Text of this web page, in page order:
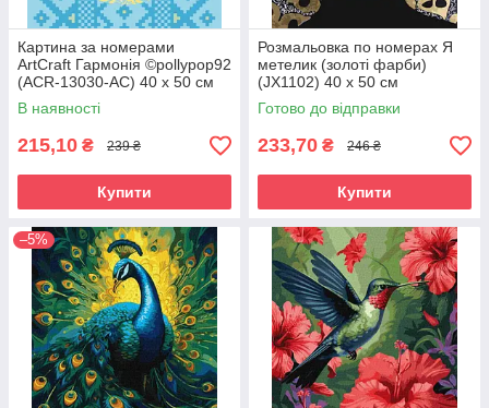
Картина за номерами
ArtCraft Гармонія ©pollypop92
(ACR-13030-AC) 40 х 50 см
В наявності
215,10 ₴ 239 ₴
Купити
Розмальовка по номерах Я
метелик (золоті фарби)
(JX1102) 40 х 50 см
Готово до відправки
233,70 ₴ 246 ₴
Купити
–5%